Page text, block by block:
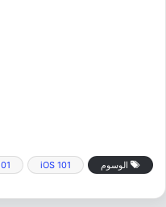
الوسوم iOS 101